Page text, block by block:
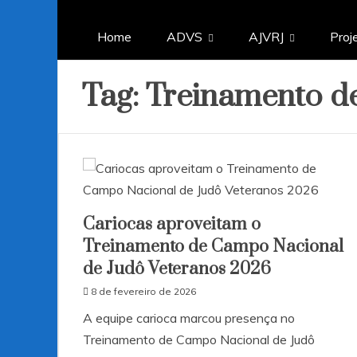
Home ADVS AJVRJ
Tag:Treinamento
Cariocas aproveitam o
Treinamento de Campo Nacional
de Judô Veteranos 2026
8 de fevereiro de 2026
A equipe carioca marcou presença no
Treinamento de Campo Nacional de Judô